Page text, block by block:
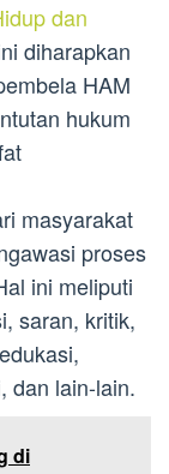
dan
diharapkan
HAM
hukum
masyarakat
proses
ini meliputi
saran, kritik,
dan lain-lain.
di